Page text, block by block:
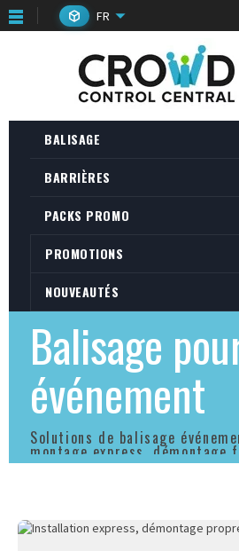
FR
BALISAGE
BARRIÈRES
PACKS PROMO
PROMOTIONS
NOUVEAUTÉS
Balisage
événement
Solutions de balisage
montage express, démontage
soignée.